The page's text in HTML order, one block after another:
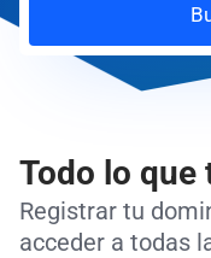
Todo lo que
Registrar tu
acceder a todas